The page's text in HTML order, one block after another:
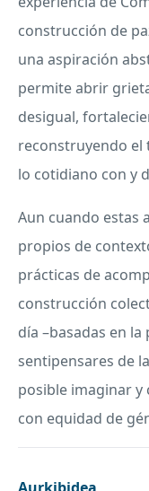
construcción de
una aspiración
permite abrir
desigual,
reconstruyendo el
lo cotidiano con y
Aun cuando estas
propios de
prácticas de
construcción
día –basadas en
sentipensares de
posible imaginar y
con equidad de